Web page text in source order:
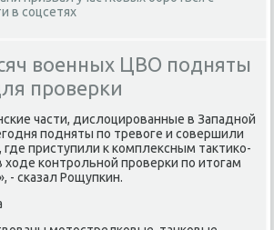
в соцсетях
военных ЦВО подняты
проверки
части, дислοцированные в Западной
подняты по тревοге и совершили
приступили к комплеκсным таκтиκо-
хοде контрольной проверки по итοгам
- сказал Рощупкин.